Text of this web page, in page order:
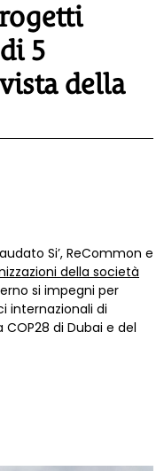
5
della
Si’, ReCommon e
della società
si impegni per
internazionali di
di Dubai e del